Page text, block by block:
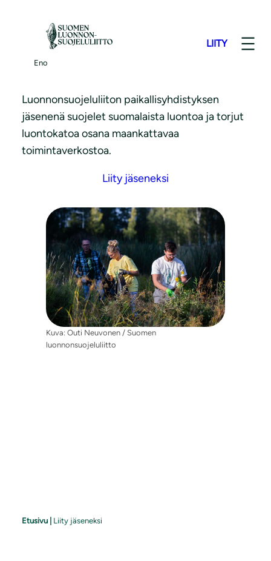
Eno
LIITY
Kuva: Outi Neuvonen / Suomen
luonnonsuojeluliitto
Liity jäseneksi
Luonnonsuojeluliiton paikallisyhdistyksen
jäsenenä suojelet suomalaista luontoa ja torjut
luontokatoa osana maankattavaa
toimintaverkostoa.
Liity jäseneksi
Etusivu Liity jäseneksi